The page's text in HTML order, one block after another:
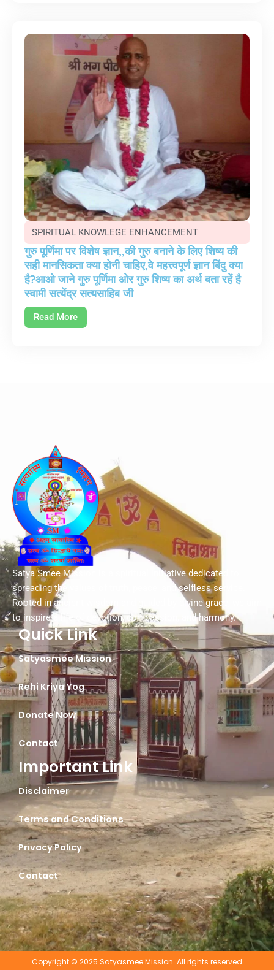
SPIRITUAL KNOWLEGE ENHANCEMENT
गुरु पूर्णिमा पर विशेष ज्ञान,,की गुरु बनाने के लिए शिष्य की
सही मानसिकता क्या होनी चाहिए,वे महत्त्वपूर्ण ज्ञान बिंदु क्या
है?आओ जाने गुरु पूर्णिमा ओर गुरु शिष्य का अर्थ बता रहें है
स्वामी सत्येंद्र सत्यसाहिब जी
Read More
Satya Smee Mission is a spiritual initiative dedicated to
spreading the values of truth, peace, and selfless service.
Rooted in ancient wisdom and guided by divine grace, we aim
to inspire a life of devotion, compassion, and harmony.
Quick Link
Satyasmee Mission
Rehi Kriya Yog
Donate Now
Contact
Important Link
Disclaimer
Terms and Conditions
Privacy Policy
Contact
Copyright © 2025 Satyasmee Mission. All rights reserved